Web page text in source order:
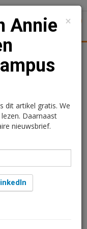
contract
leestijd
op de Campus
Group het nieuwe
×
Annie
dit artikel gratis. We
Daarnaast
nieuwsbrief.